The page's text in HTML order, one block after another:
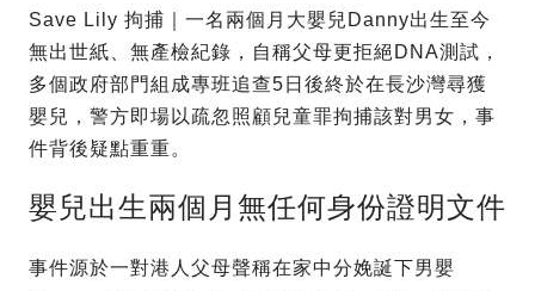
Save Lily 拘捕｜一名兩個月大嬰兒Danny出生至今
無出世紙、無產檢紀錄，自稱父母更拒絕DNA測試，
多個政府部門組成專班追查5日後終於在長沙灣尋獲
嬰兒，警方即場以疏忽照顧兒童罪拘捕該對男女，事
件背後疑點重重。
嬰兒出生兩個月無任何身份證明文件
事件源於一對港人父母聲稱在家中分娩誕下男嬰